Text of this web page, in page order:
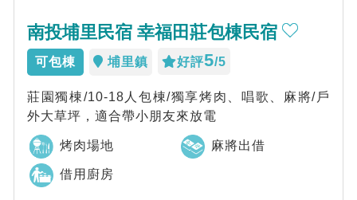
南投埔里民宿 幸福田莊包棟民宿
可包棟 埔里鎮 好評5/5
莊園獨棟/10-18人包棟/獨享烤肉、唱歌、麻將/戶
外大草坪，適合帶小朋友來放電
烤肉場地 麻將出借
借用廚房